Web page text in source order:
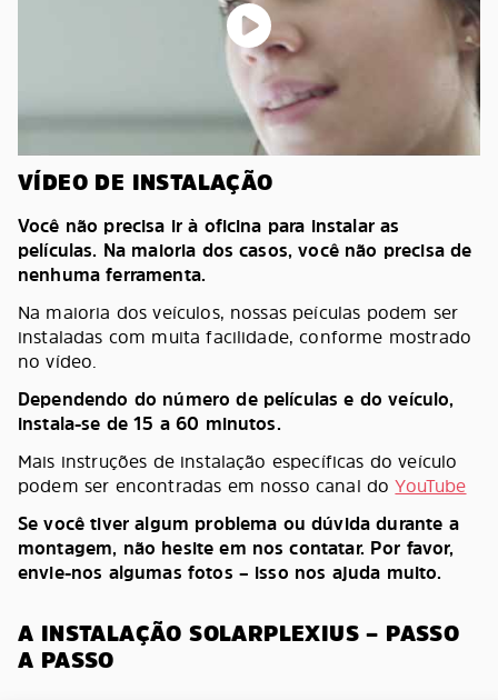
VÍDEO DE INSTALAÇÃO
Você não precisa ir à oficina para instalar as
películas. Na maioria dos casos, você não precisa de
nenhuma ferramenta.
Na maioria dos veículos, nossas peículas podem ser
instaladas com muita facilidade, conforme mostrado
no vídeo.
Dependendo do número de películas e do veículo,
instala-se de 15 a 60 minutos.
Mais instruções de instalação específicas do veículo
podem ser encontradas em nosso canal doYouTube
Se você tiver algum problema ou dúvida durante a
montagem, não hesite em nos contatar. Por favor,
envie-nos algumas fotos – isso nos ajuda muito.
A INSTALAÇÃO SOLARPLEXIUS – PASSO
A PASSO